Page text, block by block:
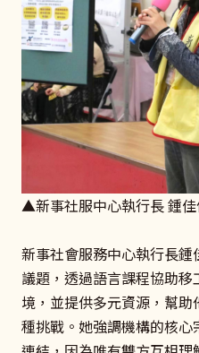
▲新事社服中心執行長 鍾
新事社會服務中心執行長
議題，透過語言課程協助
境，並提供多元資源，幫
種挑戰。她強調機構的核